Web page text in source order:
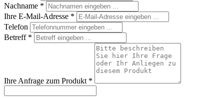
Nachname *
Ihre E-Mail-Adresse *
Telefon
Betreff *
Ihre Anfrage zum Produkt *